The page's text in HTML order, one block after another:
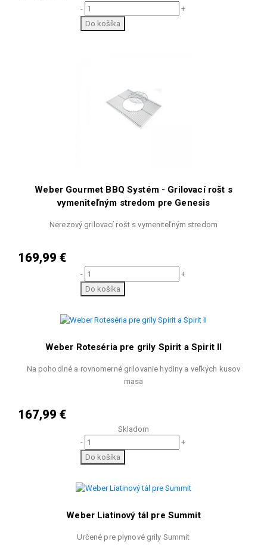
-
+
Do košíka
Weber Gourmet BBQ Systém - Grilovací rošt s
vymeniteľným stredom pre Genesis
Nerezový grilovací rošt s vymeniteľným stredom
169,99 €
-
+
Do košíka
Weber Roteséria pre grily Spirit a Spirit II
Na pohodlné a rovnomerné grilovanie hydiny a veľkých kusov
mäsa
167,99 €
Skladom
-
+
Do košíka
Weber Liatinový tál pre Summit
Určené pre plynové grily Summit